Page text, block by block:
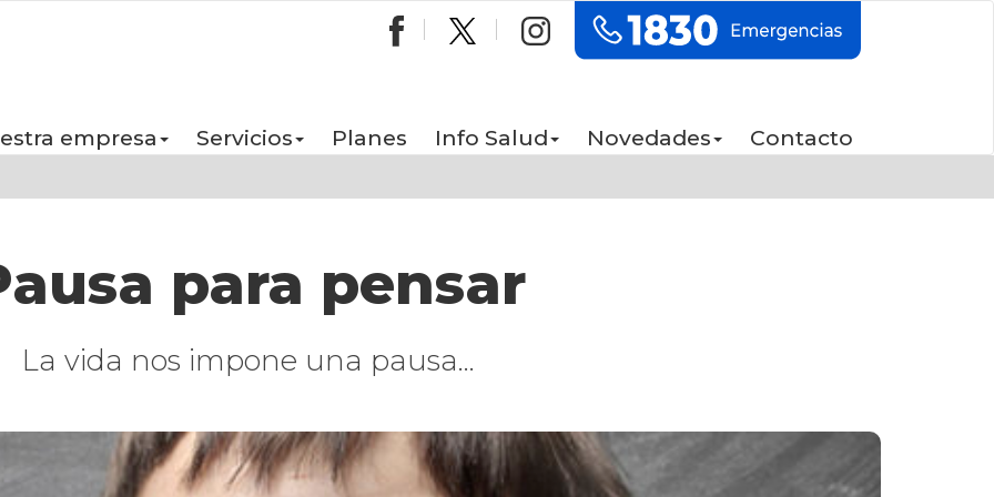
empresa Servicios Planes Info Salud Novedades Contacto
para pensar
La vida nos impone una pausa…